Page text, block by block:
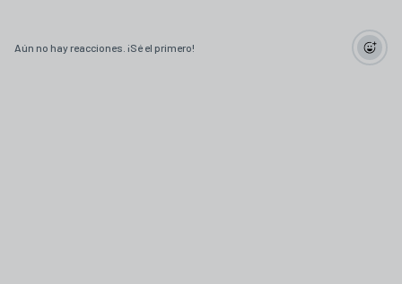
Aún no hay reacciones. ¡Sé el primero!